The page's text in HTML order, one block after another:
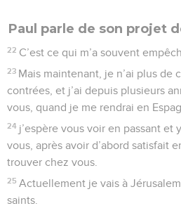
Paul parle de son projet
22 C’est ce qui m’a souvent
23 Mais maintenant, je n’ai plus de
contrées, et j’ai depuis plusieurs
vous, quand je me rendrai en
24 j’espère vous voir en passant et
vous, après avoir d’abord satisfait
trouver chez vous.
25 Actuellement je vais à
saints.